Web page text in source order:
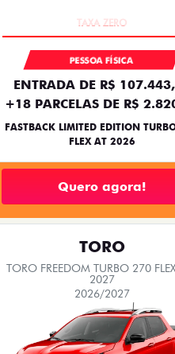
PESSOA FÍSICA
ENTRADA DE R$
+18 PARCELAS DE R$
FASTBACK LIMITED EDITION
FLEX AT 2026
Quero agora!
TORO
TORO FREEDOM TURBO 270
2027
2026/2027